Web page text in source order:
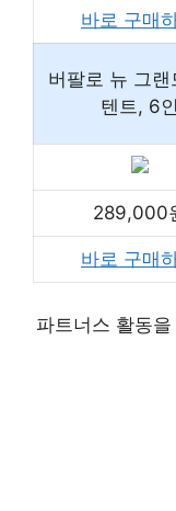
바로 구매
버팔로 뉴 그랜
텐트, 6인
289,000
바로 구매
파트너스 활동